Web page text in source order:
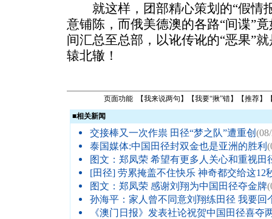
就这样，团部精心策划的“假情
意铺陈，而俄美德澳的各路“间谍”
间汇总至总部，以讹传讹的“恶果”
辕北辙！
页面功能 【我来说两句 】【我要“揪”错】【推荐】
■相关新闻
交接棒又一次作祟 田径“梦之队”遭重创
泰国媒体:中国田径封双金也是亚洲的胜利
图文：郑凤荣 希望有更多人关心和重视田
[田径] 劳累掩盖不住快乐 神奇都交给这12
图文：郑凤荣 感谢刘翔为中国田径夺金牌
孙海平：家人曾不同意刘翔练田径 我要回
《澳门日报》发表社论祝贺中国田径喜夺